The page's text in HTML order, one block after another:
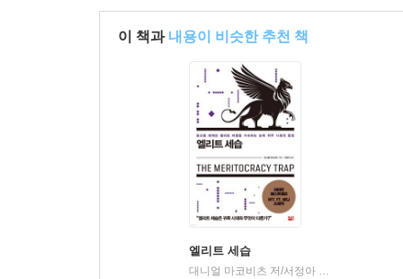
저자는 또한 부유층과 권력층에 특별대우를 제
사회 제도적 변화와 언론의 역할 등을 강조하고
영향력 있는 인물들로 규정하고 있다. 엘리트 특
그러나 그들의 소비 행태와 행동, 그들의 활동
말하고 있다. 이들은 대중은 쉽게 접근할 수 없는
경력 같은 구별짓기 표지)을 쌓을 수 있는 사람
이 영향력을 활용해서 자신들에게 특권적 위치
책이 치료 효과를 넘어서 진지하고 지속적인 토론
이 책과 내용이 비슷한 추천 책
엘리트 세습
대니얼 마코비츠 저/서정아 역